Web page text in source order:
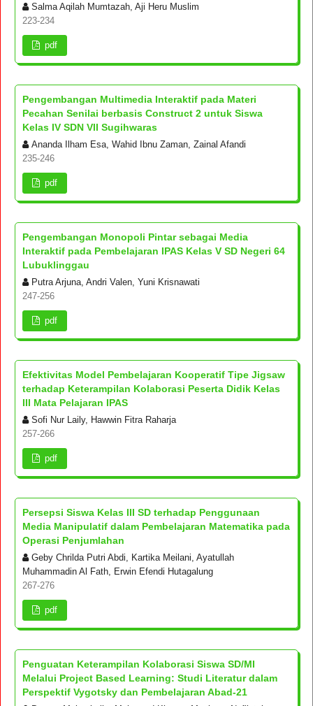
Salma Aqilah Mumtazah, Aji Heru Muslim
223-234
pdf
Pengembangan Multimedia Interaktif pada Materi
Pecahan Senilai berbasis Construct 2 untuk Siswa
Kelas IV SDN VII Sugihwaras
Ananda Ilham Esa, Wahid Ibnu Zaman, Zainal Afandi
235-246
pdf
Pengembangan Monopoli Pintar sebagai Media
Interaktif pada Pembelajaran IPAS Kelas V SD Negeri 64
Lubuklinggau
Putra Arjuna, Andri Valen, Yuni Krisnawati
247-256
pdf
Efektivitas Model Pembelajaran Kooperatif Tipe Jigsaw
terhadap Keterampilan Kolaborasi Peserta Didik Kelas
III Mata Pelajaran IPAS
Sofi Nur Laily, Hawwin Fitra Raharja
257-266
pdf
Persepsi Siswa Kelas III SD terhadap Penggunaan
Media Manipulatif dalam Pembelajaran Matematika pada
Operasi Penjumlahan
Geby Chrilda Putri Abdi, Kartika Meilani, Ayatullah
Muhammadin Al Fath, Erwin Efendi Hutagalung
267-276
pdf
Penguatan Keterampilan Kolaborasi Siswa SD/MI
Melalui Project Based Learning: Studi Literatur dalam
Perspektif Vygotsky dan Pembelajaran Abad-21